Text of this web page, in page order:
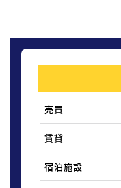
売買
賃貸
宿泊施設